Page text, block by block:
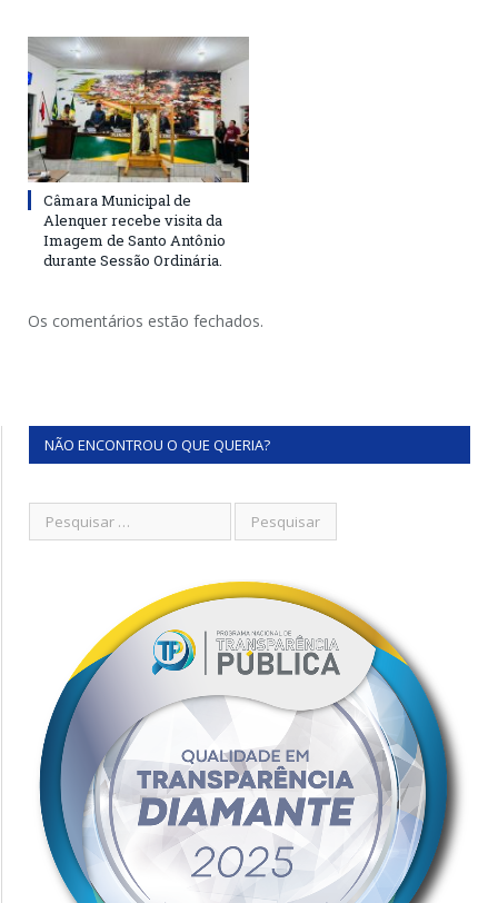
Câmara Municipal de
Alenquer recebe visita da
Imagem de Santo Antônio
durante Sessão Ordinária.
Os comentários estão fechados.
NÃO ENCONTROU O QUE QUERIA?